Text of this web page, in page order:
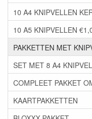
10 A4 KNIPVELLEN
10 A5 KNIPVELLEN
PAKKETTEN MET
SET MET 8 A4
COMPLEET PAKKET
KAARTPAKKETTEN